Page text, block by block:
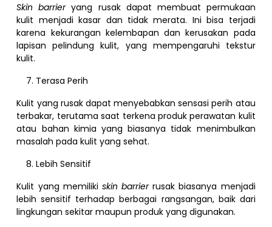
Skin barrieryang rusak dapat membuat permukaan
kulit menjadi kasar dan tidak merata. Ini bisa terjadi
karena kekurangan kelembapan dan kerusakan pada
lapisan pelindung kulit, yang mempengaruhi tekstur
kulit.
Terasa Perih
Kulit yang rusak dapat menyebabkan sensasi perih atau
terbakar, terutama saat terkena produk perawatan kulit
atau bahan kimia yang biasanya tidak menimbulkan
masalah pada kulit yang sehat.
Lebih Sensitif
Kulit yang memiliki skin barrierrusak biasanya menjadi
lebih sensitif terhadap berbagai rangsangan, baik dari
lingkungan sekitar maupun produk yang digunakan.